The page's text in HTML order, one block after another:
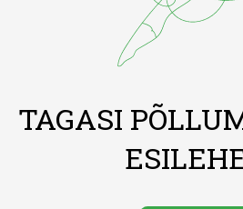
TAGASI